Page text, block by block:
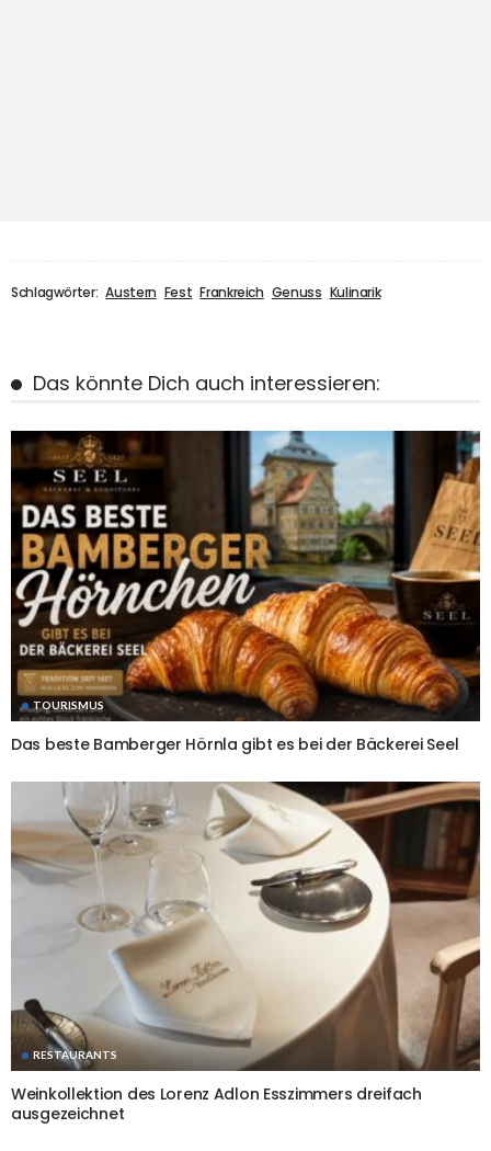
Schlagwörter: Austern Fest Frankreich Genuss Kulinarik
Das könnte Dich auch interessieren:
TOURISMUS
Das beste Bamberger Hörnla gibt es bei der Bäckerei Seel
RESTAURANTS
Weinkollektion des Lorenz Adlon Esszimmers dreifach
ausgezeichnet